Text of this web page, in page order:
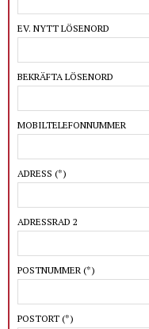
EV. NYTT LÖSENORD
BEKRÄFTA LÖSENORD
MOBILTELEFONNUMMER
ADRESS (*)
ADRESSRAD 2
POSTNUMMER (*)
POSTORT (*)